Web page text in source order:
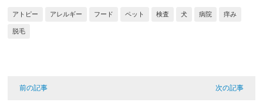
アトピー アレルギー フード ペット 検査 犬 病院 痒み
脱毛
前の記事 次の記事